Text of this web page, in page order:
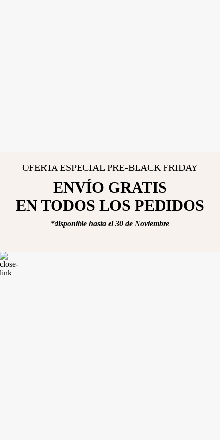
OFERTA ESPECIAL PRE-BLACK FRIDAY
ENVÍO GRATIS
EN TODOS LOS PEDIDOS
*disponible hasta el 30 de Noviembre